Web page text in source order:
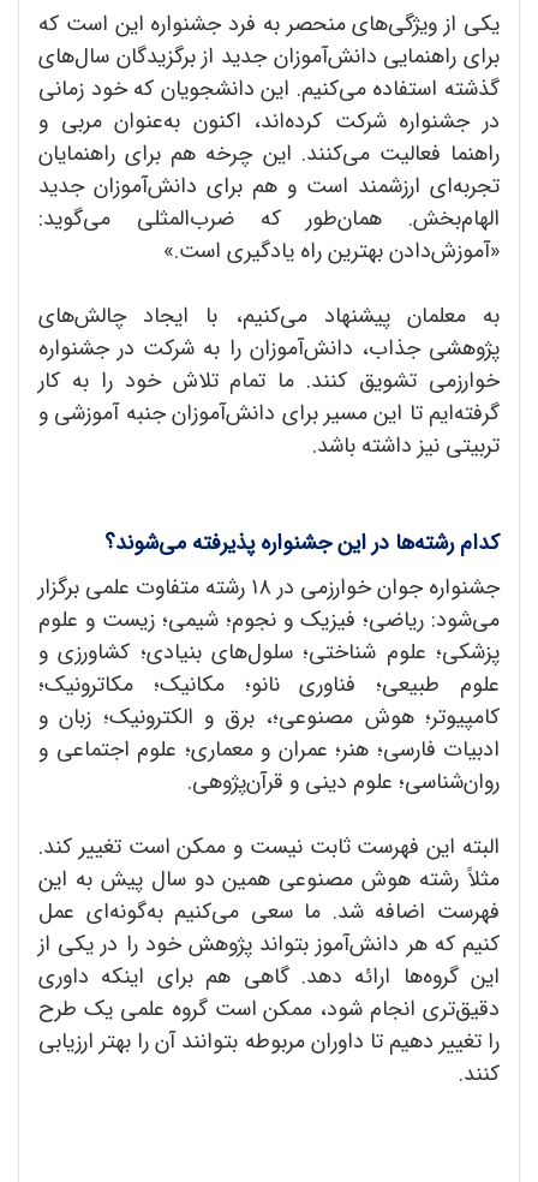
یکی از ویژگی‌های منحصر به فرد جشنواره این است که
برای راهنمایی دانش‌آموزان جدید از برگزیدگان سال‌های
گذشته استفاده می‌کنیم. این دانشجویان که خود زمانی
در جشنواره شرکت کرده‌اند، اکنون به‌عنوان مربی و
راهنما فعالیت می‌کنند. این چرخه هم برای راهنمایان
تجربه‌ای ارزشمند است و هم برای دانش‌آموزان جدید
الهام‌بخش. همان‌طور که ضرب‌المثلی می‌گوید:
«آموزش‌دادن بهترین راه یادگیری است.»
به معلمان پیشنهاد می‌کنیم، با ایجاد چالش‌های
پژوهشی جذاب، دانش‌آموزان را به شرکت در جشنواره
خوارزمی تشویق کنند. ما تمام تلاش خود را به کار
گرفته‌ایم تا این مسیر برای دانش‌آموزان جنبه آموزشی و
تربیتی نیز داشته باشد.
کدام رشته‌ها در این جشنواره پذیرفته می‌شوند؟
جشنواره جوان خوارزمی در ۱۸ رشته متفاوت علمی برگزار
می‌شود: ریاضی؛ فیزیک و نجوم؛ شیمی؛ زیست و علوم
پزشکی؛ علوم شناختی؛ سلول‌های بنیادی؛ کشاورزی و
علوم طبیعی؛ فناوری نانو؛ مکانیک؛ مکاترونیک؛
کامپیوتر؛ هوش مصنوعی؛، برق و الکترونیک؛ زبان و
ادبیات فارسی؛ هنر؛ عمران و معماری؛ علوم اجتماعی و
روان‌شناسی؛ علوم دینی و قرآن‌پژوهی.
البته این فهرست ثابت نیست و ممکن است تغییر کند.
مثلاً رشته هوش مصنوعی همین دو سال پیش به این
فهرست اضافه شد. ما سعی می‌کنیم به‌گونه‌ای عمل
کنیم که هر دانش‌آموز بتواند پژوهش خود را در یکی از
این گروه‌ها ارائه دهد. گاهی هم برای اینکه داوری
دقیق‌تری انجام شود، ممکن است گروه علمی یک طرح
را تغییر دهیم تا داوران مربوطه بتوانند آن را بهتر ارزیابی
کنند.